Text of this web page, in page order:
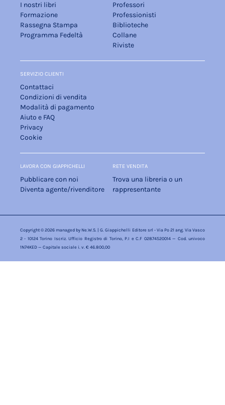
I nostri libri
Formazione
Rassegna Stampa
Programma Fedeltà
Professori
Professionisti
Biblioteche
Collane
Riviste
SERVIZIO CLIENTI
Contattaci
Condizioni di vendita
Modalità di pagamento
Aiuto e FAQ
Privacy
Cookie
LAVORA CON GIAPPICHELLI
Pubblicare con noi
Diventa agente/rivenditore
RETE VENDITA
Trova una libreria o un
rappresentante
Copyright © 2026 managed by Ne.W.S. | G. Giappichelli Editore srl - Via Po 21 ang. Via Vasco
2 - 10124 Torino Iscriz. Ufficio Registro di Torino, P.I e C.F 02874520014 — Cod. univoco
1N74KED — Capitale sociale i. v. € 46.800,00